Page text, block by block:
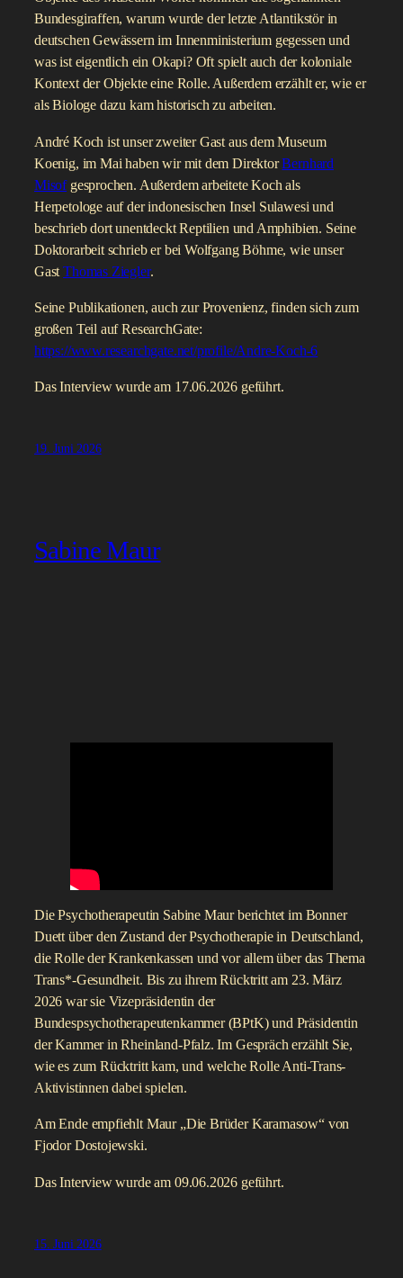
Bundesgiraffen, warum wurde der letzte Atlantikstör in
deutschen Gewässern im Innenministerium gegessen und
was ist eigentlich ein Okapi? Oft spielt auch der koloniale
Kontext der Objekte eine Rolle. Außerdem erzählt er, wie er
als Biologe dazu kam historisch zu arbeiten.
André Koch ist unser zweiter Gast aus dem Museum
Koenig, im Mai haben wir mit dem DirektorBernhard
Misofgesprochen. Außerdem arbeitete Koch als
Herpetologe auf der indonesischen Insel Sulawesi und
beschrieb dort unentdeckt Reptilien und Amphibien. Seine
Doktorarbeit schrieb er bei Wolfgang Böhme, wie unser
GastThomas Ziegler.
Seine Publikationen, auch zur Provenienz, finden sich zum
großen Teil auf ResearchGate:
https://www.researchgate.net/profile/Andre-Koch-6
Das Interview wurde am 17.06.2026 geführt.
19. Juni 2026
Sabine Maur
Die Psychotherapeutin Sabine Maur berichtet im Bonner
Duett über den Zustand der Psychotherapie in Deutschland,
die Rolle der Krankenkassen und vor allem über das Thema
Trans*-Gesundheit. Bis zu ihrem Rücktritt am 23. März
2026 war sie Vizepräsidentin der
Bundespsychotherapeutenkammer (BPtK) und Präsidentin
der Kammer in Rheinland-Pfalz. Im Gespräch erzählt Sie,
wie es zum Rücktritt kam, und welche Rolle Anti-Trans-
Aktivistinnen dabei spielen.
Am Ende empfiehlt Maur „Die Brüder Karamasow“ von
Fjodor Dostojewski.
Das Interview wurde am 09.06.2026 geführt.
15. Juni 2026